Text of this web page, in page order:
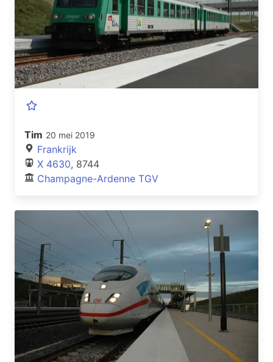
Tim 20 mei 2019
Frankrijk
X 4630, 8744
Champagne-Ardenne TGV